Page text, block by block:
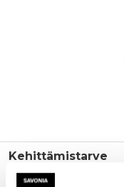
Kehittämistarve